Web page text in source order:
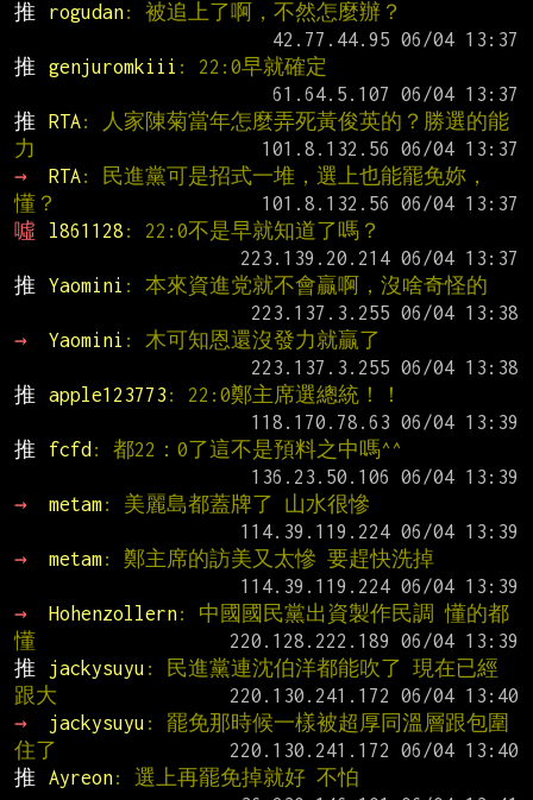
推
rogudan: 被追上了啊，不然怎麼辦？
推
genjuromkiii : 22:0早就確定
推
RTA: 人家陳菊當年怎麼弄死黃俊英的？勝選的能
力
→
RTA: 民進黨可是招式一堆，選上也能罷免妳，
懂？
噓
l861128 : 22:0不是早就知道了嗎？
推
Yaomini : 本來資進党就不會贏啊，沒啥奇怪的
→
Yaomini : 木可知恩還沒發力就贏了
推
apple123773 : 22:0鄭主席選總統！！
推
fcfd : 都22：0了這不是預料之中嗎^^
→
metam: 美麗島都蓋牌了 山水很慘
→
metam: 鄭主席的訪美又太慘 要趕快洗掉
→
Hohenzollern: 中國國民黨出資製作民調 懂的都
懂
推
jackysuyu : 民進黨連沈伯洋都能吹了 現在已經
跟大
→
jackysuyu : 罷免那時候一樣被超厚同溫層跟包圍
住了
推
Ayreon: 選上再罷免掉就好 不怕